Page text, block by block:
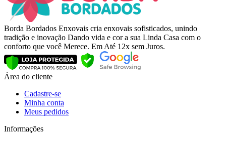
Borda Bordados Enxovais cria enxovais sofisticados, unindo
tradição e inovação Dando vida e cor a sua Linda Casa com o
conforto que você Merece. Em Até 12x sem Juros.
Área do cliente
Cadastre-se
Minha conta
Meus pedidos
Informações